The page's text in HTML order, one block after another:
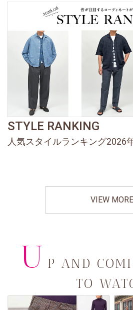
STYLE RANKING
人気スタイルランキング2026
VIEW MORE
U P AND
TO